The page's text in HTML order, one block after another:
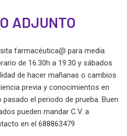
ADJUNTO
farmacéutica@ para media
de 16.30h a 19.30 y sábados
de hacer mañanas o cambios
previa y conocimientos en
el periodo de prueba. Buen
pueden mandar C.V. a
en el 688863479